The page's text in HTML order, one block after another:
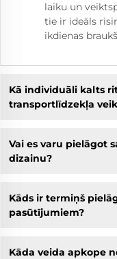
laiku un
tie ir ideāls
ikdienas
Kā individuāli kalts
transportlīdzekļa
Vai es varu pielāgot
dizainu?
Kāds ir termiņš
pasūtījumiem?
Kāda veida apkope